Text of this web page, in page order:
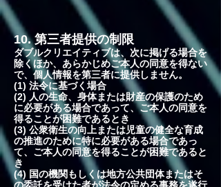
10. 第三者提供の制限
ダブルクリエイティブは、次に掲げる場合を
除くほか、あらかじめご本人の同意を得ない
で、個人情報を第三者に提供しません。
(1) 法令に基づく場合
(2) 人の生命、身体または財産の保護のため
に必要がある場合であって、ご本人の同意を
得ることが困難であるとき
(3) 公衆衛生の向上または児童の健全な育成
の推進のために特に必要がある場合であっ
て、ご本人の同意を得ることが困難であると
き
(4) 国の機関もしくは地方公共団体またはそ